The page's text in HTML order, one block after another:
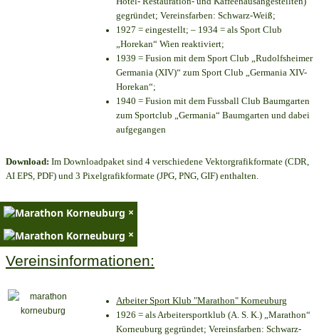
gegründet; Vereinsfarben: Schwarz-Weiß;
1927 = eingestellt; – 1934 = als Sport Club
„Horekan“ Wien reaktiviert;
1939 = Fusion mit dem Sport Club „Rudolfsheimer
Germania (XIV)“ zum Sport Club „Germania XIV-
Horekan“;
1940 = Fusion mit dem Fussball Club Baumgarten
zum Sportclub „Germania“ Baumgarten und dabei
aufgegangen
Download: Im Downloadpaket sind 4 verschiedene Vektorgrafikformate (CDR,
AI EPS, PDF) und 3 Pixelgrafikformate (JPG, PNG, GIF) enthalten.
×
×
Vereinsinformationen:
Arbeiter Sport Klub "Marathon" Korneuburg
1926 = als Arbeitersportklub (A. S. K.) „Marathon“
Korneuburg gegründet; Vereinsfarben: Schwarz-